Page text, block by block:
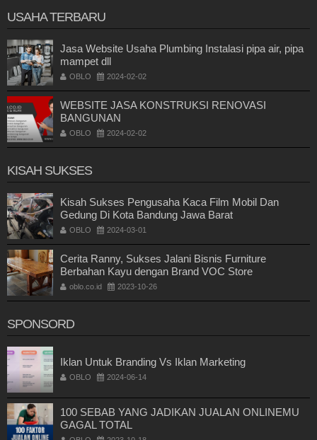
USAHA TERBARU
Jasa Website Usaha Plumbing Instalasi pipa air, pipa
mampet dll
OBLO 2024-02-02
WEBSITE JASA KONSTRUKSI RENOVASI
BANGUNAN
OBLO 2024-02-02
KISAH SUKSES
Kisah Sukses Pengusaha Kaca Film Mobil Dan
Gedung Di Kota Bandung Jawa Barat
OBLO 2024-03-01
Cerita Ranny, Sukses Jalani Bisnis Furniture
Berbahan Kayu dengan Brand VOC Store
oblo.co.id 2023-10-26
SPONSORD
Iklan Untuk Branding Vs Iklan Marketing
OBLO 2024-06-14
100 SEBAB YANG JADIKAN JUALAN ONLINEMU
GAGAL TOTAL